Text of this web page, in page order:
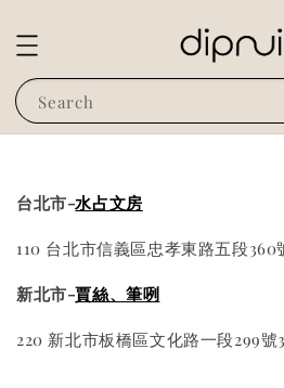
Search
台北市-水占文房
110 台北市信義區忠孝東路五段360
新北市-賈絲、筆咧
220 新北市板橋區文化路一段299號